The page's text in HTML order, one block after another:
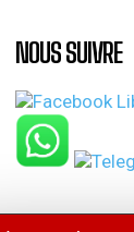
NOUS SUIVRE